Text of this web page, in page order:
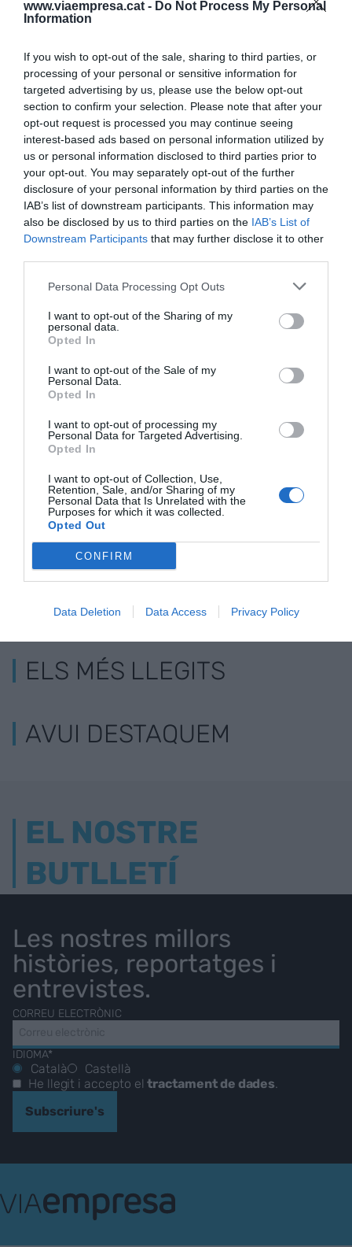
www.viaempresa.cat - Do Not Process My Personal
Information
If you wish to opt-out of the sale, sharing to third parties, or
processing of your personal or sensitive information for
targeted advertising by us, please use the below opt-out
section to confirm your selection. Please note that after your
opt-out request is processed you may continue seeing
interest-based ads based on personal information utilized by
us or personal information disclosed to third parties prior to
your opt-out. You may separately opt-out of the further
disclosure of your personal information by third parties on the
IAB’s list of downstream participants. This information may
also be disclosed by us to third parties on the IAB’s List of
Downstream Participants that may further disclose it to other
Personal Data Processing Opt Outs
I want to opt-out of the Sharing of my
personal data.
Opted In
I want to opt-out of the Sale of my
Personal Data.
Opted In
I want to opt-out of processing my
Personal Data for Targeted Advertising.
Opted In
I want to opt-out of Collection, Use,
Retention, Sale, and/or Sharing of my
Personal Data that Is Unrelated with the
Purposes for which it was collected.
Opted Out
CONFIRM
Data Deletion Data Access Privacy Policy
pressupostària.
AfegirVIA Empresacom a font preferida de
Google de forma gratuïta
Estigues informat amb les últimes notícies d'actualitat
ACTIVAR ARA
RELACIONADES
Xavier Roig - El
finançament: quan
els catalans no
sabem negociar
Finançament
silenci i el concert
La
autonòmic
ELS MÉS LLEGITS
AVUI DESTAQUEM
EL NOSTRE
BUTLLETÍ
Les nostres millors
històries, reportatges i
entrevistes.
CORREU ELECTRÒNIC
IDIOMA*
Català
Castellà
He llegit i accepto eltractament de dades
Subscriure's
Empresa